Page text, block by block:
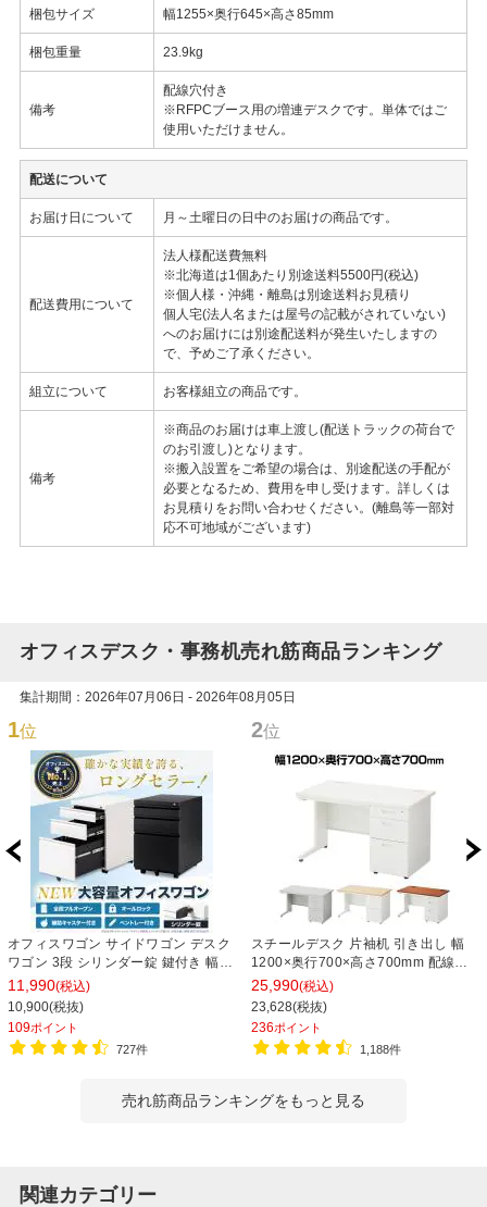
梱包サイズ 幅1255×奥行645×高さ85mm
梱包重量 23.9kg
備考
配線穴付き
※RFPCブース用の増連デスクです。単体ではご
使用いただけません。
配送について
お届け日について 月～土曜日の日中のお届けの商品です。
配送費用について
法人様配送費無料
※北海道は1個あたり別途送料5500円(税込)
※個人様・沖縄・離島は別途送料お見積り
個人宅(法人名または屋号の記載がされていない)
へのお届けには別途配送料が発生いたしますの
で、予めご了承ください。
組立について お客様組立の商品です。
備考
※商品のお届けは車上渡し(配送トラックの荷台で
のお引渡し)となります。
※搬入設置をご希望の場合は、別途配送の手配が
必要となるため、費用を申し受けます。詳しくは
お見積りをお問い合わせください。(離島等一部対
応不可地域がございます)
オフィスデスク・事務机売れ筋商品ランキング
集計期間：2026年07月06日 - 2026年08月05日
1位
オフィスワゴン サイドワゴン デスク
ワゴン 3段 シリンダー錠 鍵付き 幅
390×奥行510×高さ600mm【ホワイ
ト・ブラック】
11,990(税込)
10,900(税抜)
109ポイント
727件
2位
スチールデスク 片袖机 引き出し 幅
1200×奥行700×高さ700mm 配線穴
事務机 ビジネスデスク
25,990(税込)
23,628(税抜)
236ポイント
1,188件
売れ筋商品ランキングをもっと見る
関連カテゴリー